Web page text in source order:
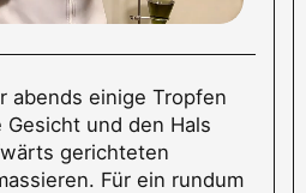
abends einige Tropfen
und den Hals
gerichteten
Für ein rundum